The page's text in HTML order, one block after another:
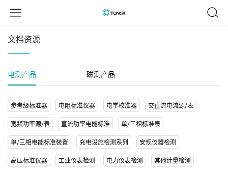
文档资源
电测产品 磁测产品
参考级标准器 电阻标准仪器 电学校准器 交直流电流源/表
宽频功率源/表 直流功率电能标准 单/三相标准表
单/三相电能标准装置 充电设施检测系列 安规仪器检测
高压标准仪器 工业仪表检测 电力仪表检测 其他计量检测